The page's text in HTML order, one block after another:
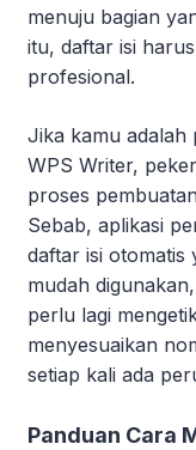
menuju bagian
itu, daftar isi
profesional.
Jika kamu adalah
WPS Writer,
proses
Sebab, aplikasi
daftar isi otomatis
mudah
perlu lagi
menyesuaikan
setiap kali ada
Panduan Cara